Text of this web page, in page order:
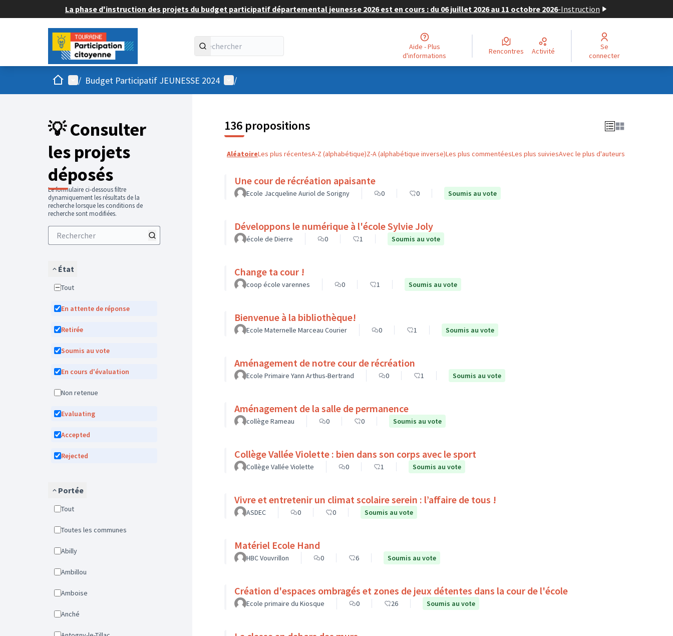
La phase d'instruction des projets du budget participatif départemental jeunesse 2026 est en cours : du 06 juillet 2026 au 11 octobre 2026-Instruction
Aide - Plus
d'informations
Rencontres Activité
Se
connecter
AccueilMenu principal
/ Budget Participatif JEUNESSE 2024 Menu utilisateur
/
💡 Consulter
les projets
déposés
Le formulaire ci-dessous filtre
dynamiquement les résultats de la
recherche lorsque les conditions de
recherche sont modifiées.
État
Tout
En attente de réponse
Retirée
Soumis au vote
En cours d'évaluation
Non retenue
Evaluating
Accepted
Rejected
Portée
Tout
Toutes les communes
Abilly
Ambillou
Amboise
Anché
136 propositions
AléatoireLes plus récentesA-Z (alphabétique)Z-A (alphabétique inverse)Les plus commentéesLes plus suiviesAvec le plus d'auteurs
Une cour de récréation apaisante
Ecole Jacqueline Auriol de Sorigny 0 0 Soumis au vote
Développons le numérique à l'école Sylvie Joly
école de Dierre 0 1 Soumis au vote
Change ta cour !
coop école varennes 0 1 Soumis au vote
Bienvenue à la bibliothèque!
Ecole Maternelle Marceau Courier 0 1 Soumis au vote
Aménagement de notre cour de récréation
Ecole Primaire Yann Arthus-Bertrand 0 1 Soumis au vote
Aménagement de la salle de permanence
collège Rameau 0 0 Soumis au vote
Collège Vallée Violette : bien dans son corps avec le sport
Collège Vallée Violette 0 1 Soumis au vote
Vivre et entretenir un climat scolaire serein : l’affaire de tous !
ASDEC 0 0 Soumis au vote
Matériel Ecole Hand
HBC Vouvrillon 0 6 Soumis au vote
Création d'espaces ombragés et zones de jeux détentes dans la cour de l'école
Ecole primaire du Kiosque 0 26 Soumis au vote